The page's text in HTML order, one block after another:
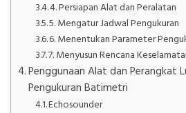
4. Persiapan Alat dan Peralatan
5. Mengatur Jadwal Pengukuran
6. Menentukan Parameter
7. Menyusun Rencana
Penggunaan Alat dan Perangkat
Pengukuran Batimetri
Echosounder